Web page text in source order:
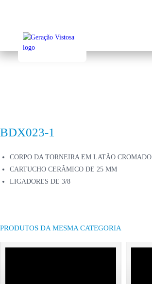
BDX023-1
CORPO DA TORNEIRA EM LATÃO CROMADO
CARTUCHO CERÂMICO DE 25 MM
LIGADORES DE 3/8
PRODUTOS DA MESMA CATEGORIA